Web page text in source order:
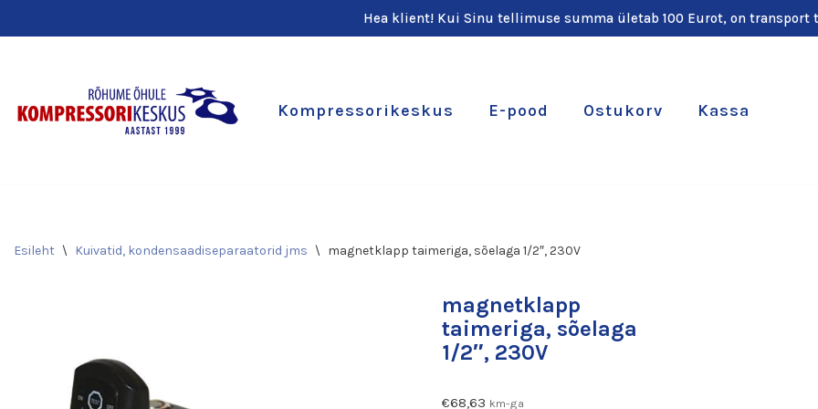
Hea klient! Kui Sinu tellimuse summa ületab 100 Eurot, on transport
Kompressorikeskus E-pood Ostukorv Kassa
Esileht \ Kuivatid, kondensaadiseparaatorid jms \ magnetklapp taimeriga, sõelaga 1/2″, 230V
magnetklapp
taimeriga, sõelaga
1/2″, 230V
€68,63 km-ga